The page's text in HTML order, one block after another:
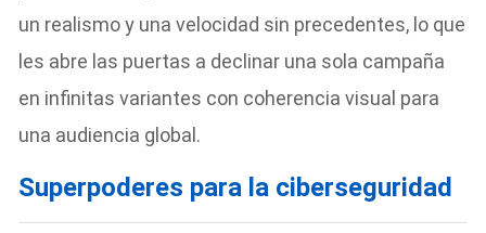
un realismo y una velocidad sin precedentes, lo que
les abre las puertas a declinar una sola campaña
en infinitas variantes con coherencia visual para
una audiencia global.
Superpoderes para la ciberseguridad